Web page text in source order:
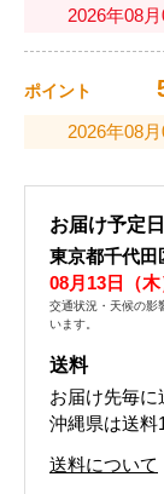
2026年08
ポイント
2026年08
お届け予定日
東京都千代田
08月13日（木
交通状況・天候の影
います。
送料
お届け先毎に
沖縄県は送料
送料について